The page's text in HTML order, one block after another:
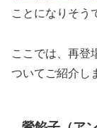
ことになりそう
ここでは、再登
ついてご紹介し